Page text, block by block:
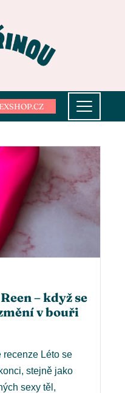
– když se
v bouři
recenze Léto se
stejně jako
sexy těl,